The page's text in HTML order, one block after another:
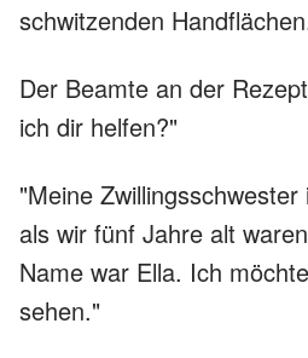
schwitzenden
Der Beamte an der
ich dir helfen?"
"Meine
als wir fünf Jahre alt
Name war Ella. Ich
sehen."